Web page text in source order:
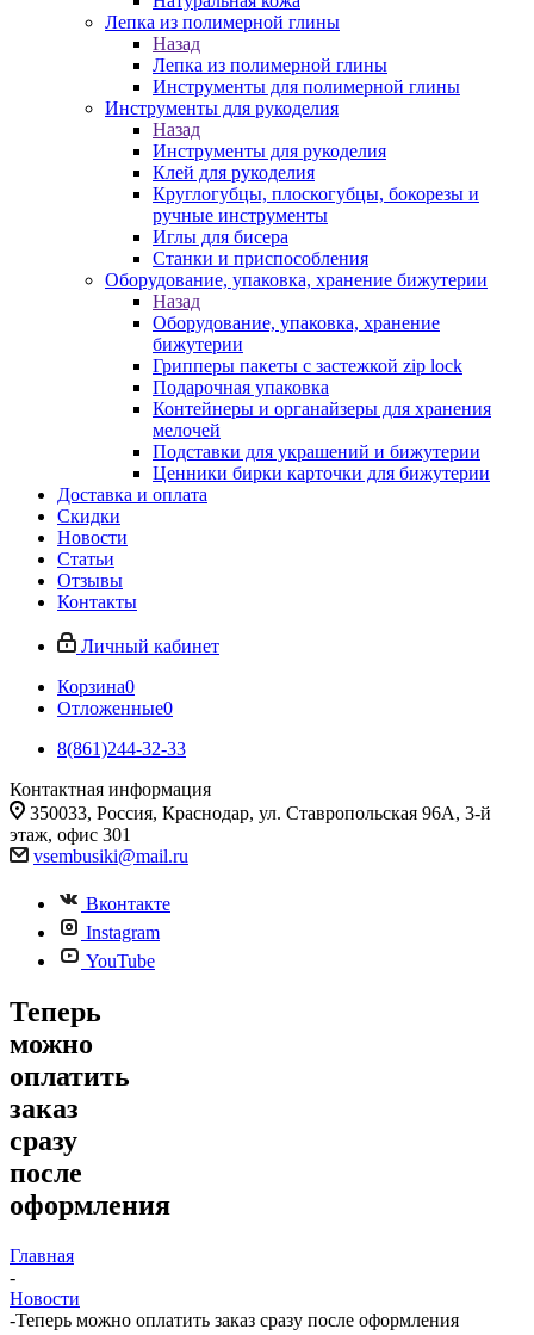
Лепка из полимерной глины
Назад
Лепка из полимерной глины
Инструменты для полимерной глины
Инструменты для рукоделия
Назад
Инструменты для рукоделия
Клей для рукоделия
Круглогубцы, плоскогубцы, бокорезы и
ручные инструменты
Иглы для бисера
Станки и приспособления
Оборудование, упаковка, хранение бижутерии
Назад
Оборудование, упаковка, хранение
бижутерии
Грипперы пакеты с застежкой zip lock
Подарочная упаковка
Контейнеры и органайзеры для хранения
мелочей
Подставки для украшений и бижутерии
Ценники бирки карточки для бижутерии
Доставка и оплата
Скидки
Новости
Статьи
Отзывы
Контакты
Личный кабинет
Корзина0
Отложенные0
8(861)244-32-33
Контактная информация
350033, Россия, Краснодар, ул. Ставропольская 96А, 3-й
этаж, офис 301
vsembusiki@mail.ru
Вконтакте
Instagram
YouTube
Теперь
можно
оплатить
заказ
сразу
после
оформления
Главная
-
Новости
-Теперь можно оплатить заказ сразу после оформления